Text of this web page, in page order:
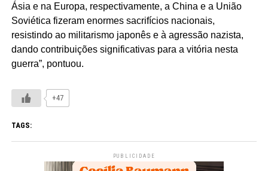
Ásia e na Europa, respectivamente, a China e a União
Soviética fizeram enormes sacrifícios nacionais,
resistindo ao militarismo japonês e à agressão nazista,
dando contribuições significativas para a vitória nesta
guerra”, pontuou.
+47
TAGS:
PUBLICIDADE